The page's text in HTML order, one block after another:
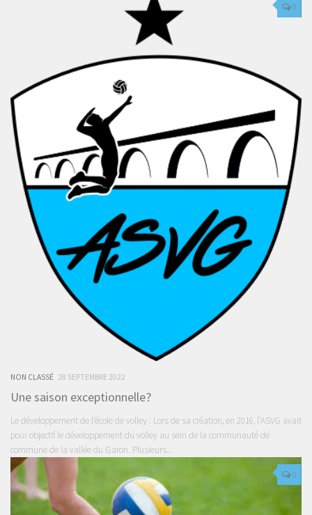
0
NON CLASSÉ 28 SEPTEMBRE 2022
Une saison exceptionnelle?
Le développement de l’école de volley : Lors de sa création, en 2016, l’ASVG avait
pour objectif le développement du volley au sein de la communauté de
commune de la vallée du Garon. Plusieurs...
0